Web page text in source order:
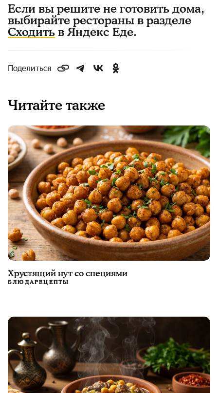
Если вы решите не готовить дома,
выбирайте рестораны в разделе
Сходитьв Яндекс Еде.
Поделиться
Читайте также
Хрустящий нут со специями
БЛЮДАРЕЦЕПТЫ